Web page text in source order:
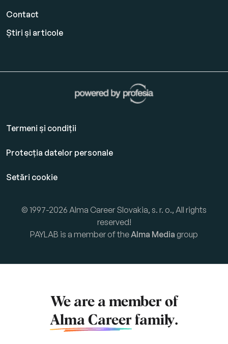
Contact
Știri și articole
Termeni și condiții
Protecția datelor personale
Setări cookie
© 1997-2026 Alma Career Slovakia, s. r. o., All rights
reserved!
PAYLAB is a member of theAlma Media group
We are a member of
Alma Career family.